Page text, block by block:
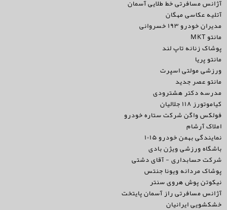
آژانس مسافرتی خط طلایی آسمان
آتلیه عکاسی مهگان
مدیران خودرو ۱۹۳ خسروانی
مانتو MKT
پوشاک زنانه تاپ لند
مانتو پریا
ورزشی مولتی اسپرت
مانتو عصر جدید
مدرسه دکتر هشترودی
کیاموتورز ۱۱۸ جلالیان
فولکس واگن شرکت ستاره خودرو
املاک آرشام
نمایندگی بهمن خودرو ۱۰۱۵
باشگاه ورزشی ویژن بادی
شرکت حسابداری - آقای دشتی
پوشاک مردانه ویونا جنتس
نیکوتن پوش هروی سنتر
آژانس مسافرتی راز آسمان پایتخت
خشکشویی ایرانیان